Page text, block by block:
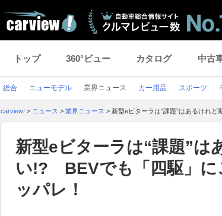
トップ 360°ビュー カタログ 中古
総合 ニューモデル 業界ニュース カー用品 スポーツ
carview! > ニュース > 業界ニュース > 新型eビターラは“課題”はあるけれ
新型eビターラは“課題”は
い!? BEVでも「四駆」に
ッパレ！